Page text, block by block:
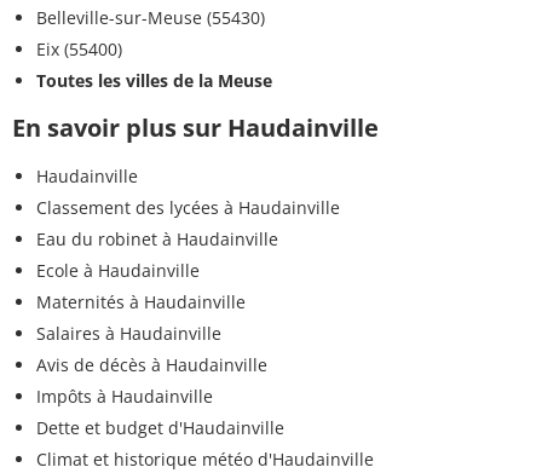
Belleville-sur-Meuse (55430)
Eix (55400)
Toutes les villes de la Meuse
En savoir plus sur Haudainville
Haudainville
Classement des lycées à Haudainville
Eau du robinet à Haudainville
Ecole à Haudainville
Maternités à Haudainville
Salaires à Haudainville
Avis de décès à Haudainville
Impôts à Haudainville
Dette et budget d'Haudainville
Climat et historique météo d'Haudainville